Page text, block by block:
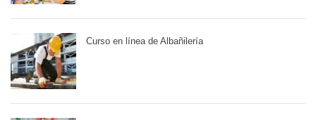
Curso en línea de Albañilería